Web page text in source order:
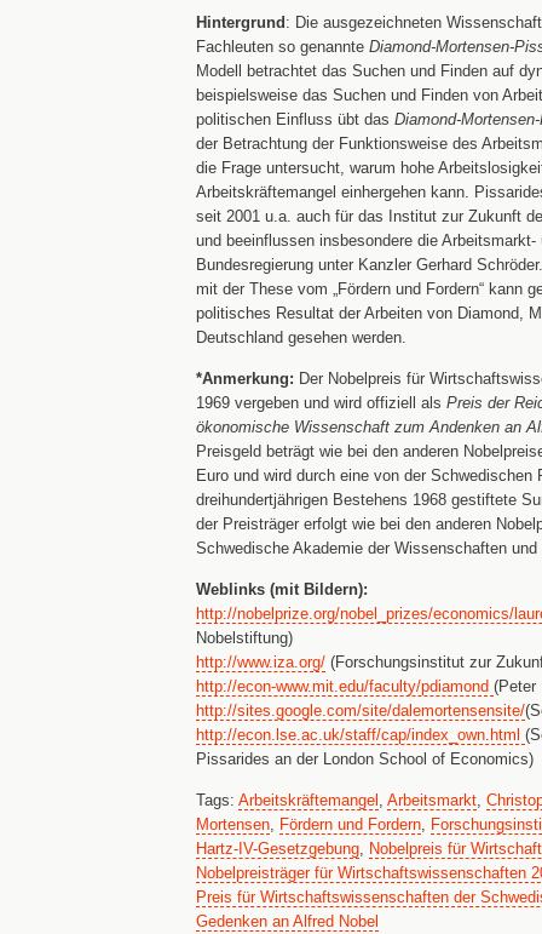
Hintergrund : Die ausgezeichneten
Fachleuten so genannte Diamond-Mortensen-
Modell betrachtet das Suchen und Finden auf
beispielsweise das Suchen und Finden von
politischen Einfluss übt das Diamond-
der Betrachtung der Funktionsweise des
die Frage untersucht, warum hohe
Arbeitskräftemangel einhergehen kann.
seit 2001 u.a. auch für das Institut zur Zukunft
und beeinflussen insbesondere die
Bundesregierung unter Kanzler Gerhard
mit der These vom „Fördern und Fordern“ kann
politisches Resultat der Arbeiten von Diamond,
Deutschland gesehen werden.
*Anmerkung: Der Nobelpreis für
1969 vergeben und wird offiziell als Preis der
ökonomische Wissenschaft zum Andenken an
Preisgeld beträgt wie bei den anderen
Euro und wird durch eine von der Schwedischen
dreihundertjährigen Bestehens 1968 gestiftete
der Preisträger erfolgt wie bei den anderen
Schwedische Akademie der Wissenschaften
Weblinks (mit Bildern):
http://nobelprize.org/nobel_prizes/economics/
Nobelstiftung)
http://www.iza.org/(Forschungsinstitut zur
http://econ-www.mit.edu/faculty/pdiamond (Peter
http://sites.google.com/site/dalemortensensite/
http://econ.lse.ac.uk/staff/cap/index_own.html
Pissarides an der London School of Economics)
Tags: Arbeitskräftemangel , Arbeitsmarkt,
Mortensen, Fördern und Fordern,
Hartz-IV-Gesetzgebung, Nobelpreis für
Nobelpreisträger für Wirtschaftswissenschaften
Preis für Wirtschaftswissenschaften der
Gedenken an Alfred Nobel